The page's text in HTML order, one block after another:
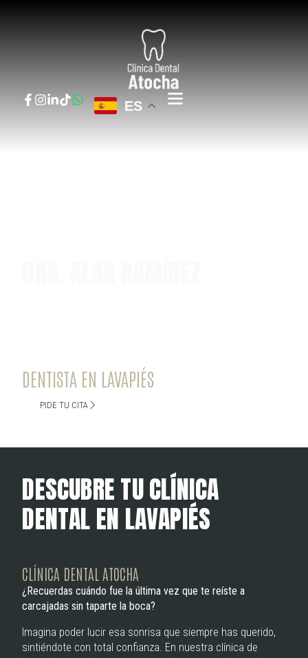
ES
DENTISTA EN LAVAPIÉS
PIDE TU CITA
DESCUBRETUCLÍNICA
DENTALEN LAVAPIÉS
CLÍNICA DENTAL ATOCHA
¿Recuerdas cuándo fue la última vez que te reíste a
carcajadas sin taparte la boca?
Imagina poder lucir esa sonrisa que siempre has querido,
sintiéndote con total confianza. En nuestra clínica de